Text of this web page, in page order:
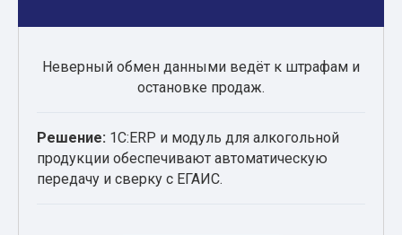
Неверный обмен данными ведёт к штрафам и
остановке продаж.
Решение: 1С:ERP и модуль для алкогольной
продукции обеспечивают автоматическую
передачу и сверку с ЕГАИС.